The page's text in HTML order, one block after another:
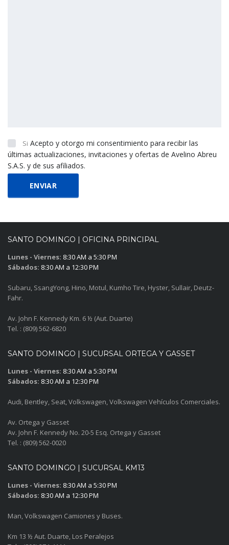
Si Acepto y otorgo mi consentimiento para recibir las
últimas actualizaciones, invitaciones y ofertas de Avelino Abreu
S.A.S. y de sus afiliados.
SANTO DOMINGO | OFICINA PRINCIPAL
Lunes - Viernes: 8:30 AM a 5:30 PM
Sábados: 8:30 AM a 12:30 PM
Subaru, SsangYong, Hino, Motul, Kumho Tire, Hyster, Sullair, Deutz-
Fahr.
Av. John F. Kennedy Km. 6 ½ (Aut. Duarte)
Tel. : (809) 562-6820
SANTO DOMINGO | SUCURSAL ORTEGA Y GASSET
Lunes - Viernes: 8:30 AM a 5:30 PM
Sábados: 8:30 AM a 12:30 PM
Audi, Bentley, Seat, Volkswagen, Volkswagen Vehículos Comerciales.
Av. Ortega y Gasset
Av. John F. Kennedy No. 20-5 Esq. Ortega y Gasset
Tel. : (809) 562-0020
SANTO DOMINGO | SUCURSAL KM13
Lunes - Viernes: 8:30 AM a 5:30 PM
Sábados: 8:30 AM a 12:30 PM
Man, Volkswagen Camiones y Buses.
Km 13 ½ Aut. Duarte, Los Peralejos